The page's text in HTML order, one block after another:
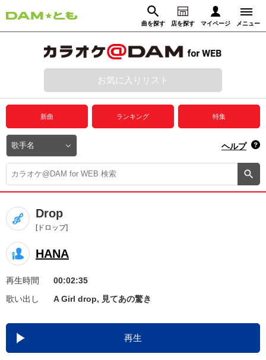
曲を探す 店を探す マイページ メニュー
動画からさがす 録音からさがす
ログイン
プレミアムサービス
DAM★とも動画
DAM★とも録音
カラオケ＠DAM
ユーザー検索
キャンペーン
お知らせ よくあるご質問
DAMの新曲・ランキングなど
カラオケ最新情報をチェック！
お気に入りリスト
新曲 ランキング 特集
ヘルプ
Drop
[ドロップ]
HANA
再生時間
00:02:35
歌い出し
A Girl drop, 見てあの驚き
再生